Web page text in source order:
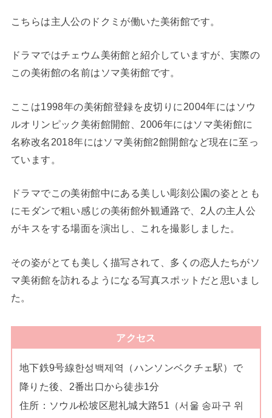
こちらは主人公のドクミが働いた美術館です。
ドラマではチェウム美術館と紹介していますが、実際の
この美術館の名前はソマ美術館です。
ここは1998年の美術館登録を皮切りに2004年にはソウ
ルオリンピック美術館開館、2006年にはソマ美術館に
名称改名2018年にはソマ美術館2館開館など現在に至っ
ています。
ドラマでこの美術館中にある美しい彫刻公園の姿ととも
にモダンで粗い感じの美術館外観通路で、2人の主人公
がキスをする場面を演出し、これを撮影しました。
その姿がとても美しく描写されて、多くの恋人たちがソ
マ美術館を訪れるようになる写真スポットだと思いまし
た。
アクセス
地下鉄9号線한성백제역（ハンソンベクチェ駅）で
降りた後、2番出口から徒歩1分
住所：ソウル松坡区慰礼城大路51（서울 송파구 위